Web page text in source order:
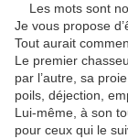
Les mots sont
Je vous propose
Tout aurait
Le premier
par l’autre, sa
poils, déjection,
Lui-même, à son
pour ceux qui le